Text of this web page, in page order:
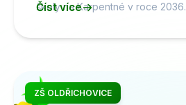
školy na Karpentné v roce 2036.
Číst více
ZŠ OLDŘICHOVICE